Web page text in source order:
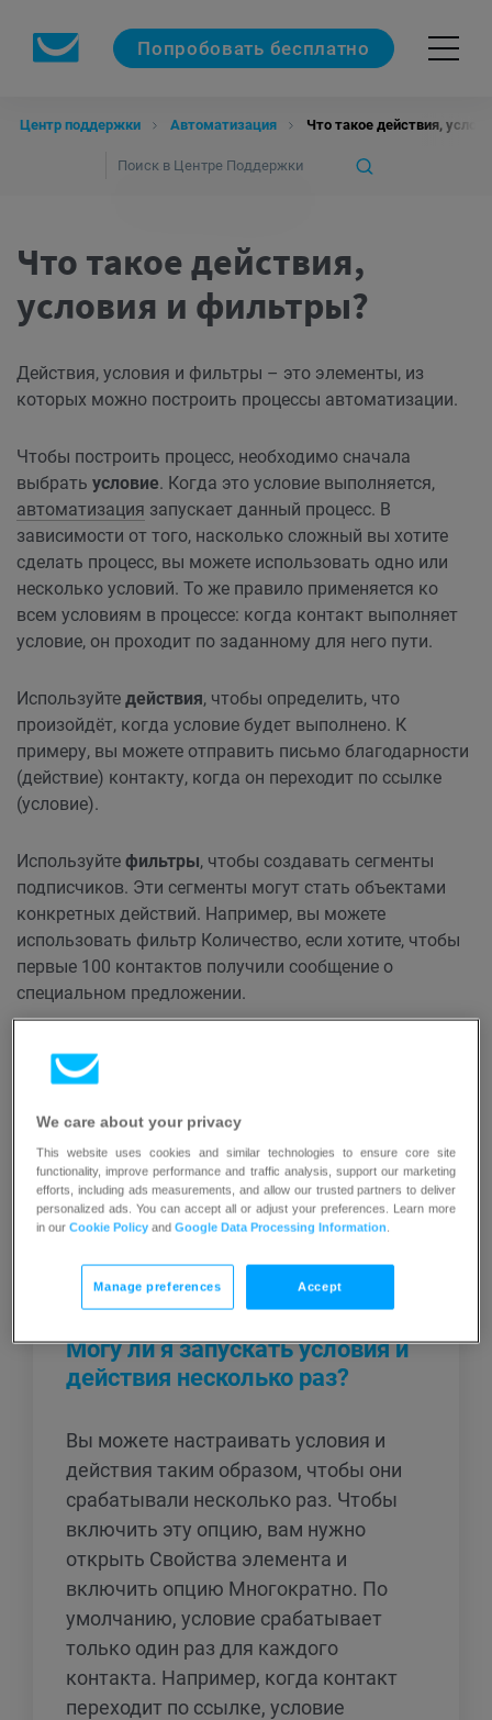
Попробовать бесплатно
Центр поддержки Автоматизация Что такое действия,
Что такое действия,
условия и фильтры?
Действия, условия и фильтры – это элементы, из
которых можно построить процессы автоматизации.
Чтобы построить процесс, необходимо сначала
выбрать условие. Когда это условие выполняется,
автоматизация запускает данный процесс. В
зависимости от того, насколько сложный вы хотите
сделать процесс, вы можете использовать одно или
несколько условий. То же правило применяется ко
всем условиям в процессе: когда контакт выполняет
условие, он проходит по заданному для него пути.
Используйте действия, чтобы определить, что
произойдёт, когда условие будет выполнено. К
примеру, вы можете отправить письмо благодарности
(действие) контакту, когда он переходит по ссылке
(условие).
Используйте фильтры, чтобы создавать сегменты
подписчиков. Эти сегменты могут стать объектами
конкретных действий. Например, вы можете
использовать фильтр Количество, если хотите, чтобы
первые 100 контактов получили сообщение о
специальном предложении.
Похожие статьи
Могу ли я запускать условия и
действия несколько раз?
Вы можете настраивать условия и
действия таким образом, чтобы они
срабатывали несколько раз. Чтобы
включить эту опцию, вам нужно
открыть Свойства элемента и
включить опцию Многократно. По
умолчанию, условие срабатывает
только один раз для каждого
контакта. Например, когда контакт
переходит по ссылке, условие
We care about your privacy
This website uses cookies and similar technologies to ensure core site
functionality, improve performance and traffic analysis, support our marketing
efforts, including ads measurements, and allow our trusted partners to deliver
personalized ads. You can accept all or adjust your preferences. Learn more
in ourCookie Policy andGoogle Data Processing Information
Manage preferences Accept